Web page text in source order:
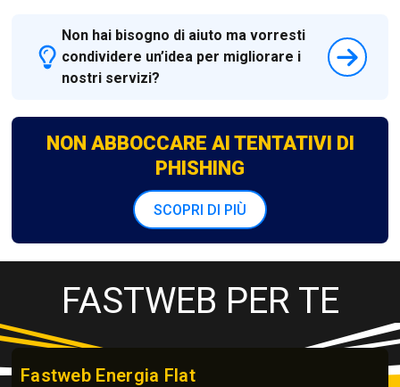
Non hai bisogno di aiuto ma vorresti
condividere un’idea per migliorare i
nostri servizi?
NON ABBOCCARE AI TENTATIVI DI
PHISHING
SCOPRI DI PIÙ
FASTWEB PER TE
Fastweb Energia Flat